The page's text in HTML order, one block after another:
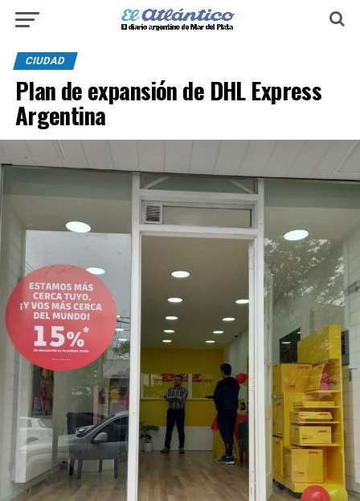
CIUDAD
Plan de expansión de DHL Express
Argentina